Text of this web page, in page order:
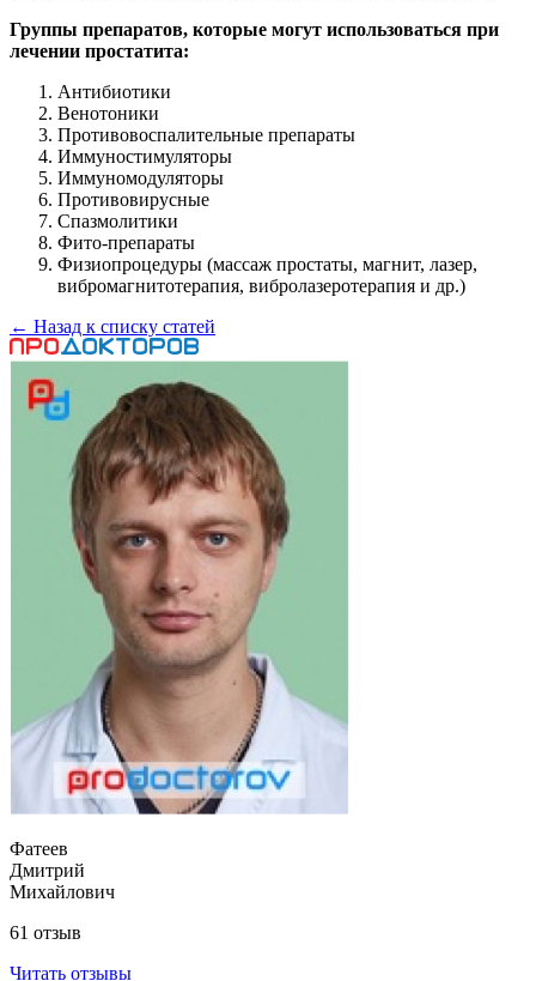
Группы препаратов, которые могут использоваться при
лечении простатита:
Антибиотики
Венотоники
Противовоспалительные препараты
Иммуностимуляторы
Иммуномодуляторы
Противовирусные
Спазмолитики
Фито-препараты
Физиопроцедуры (массаж простаты, магнит, лазер,
вибромагнитотерапия, вибролазеротерапия и др.)
← Назад к списку статей
Фатеев
Дмитрий
Михайлович
61 отзыв
Читать отзывы